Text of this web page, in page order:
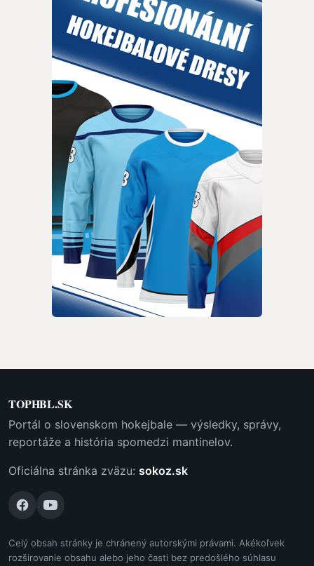
TOPHBL.SK
Portál o slovenskom hokejbale — výsledky, správy,
reportáže a história spomedzi mantinelov.
Oficiálna stránka zväzu: sokoz.sk
Celý obsah stránky je chránený autorskými právami. Akékoľvek
rozširovanie obsahu alebo jeho časti bez predošlého súhlasu